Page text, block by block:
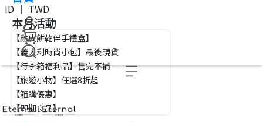
本月活動
【雞皮餅乾伴手禮盒】
【義大利時尚小包】最後現貨
【行李箱福利品】售完不補
【旅遊小物】任選8折起
【箱購優惠】
【即期良品】
ID ｜ TWD